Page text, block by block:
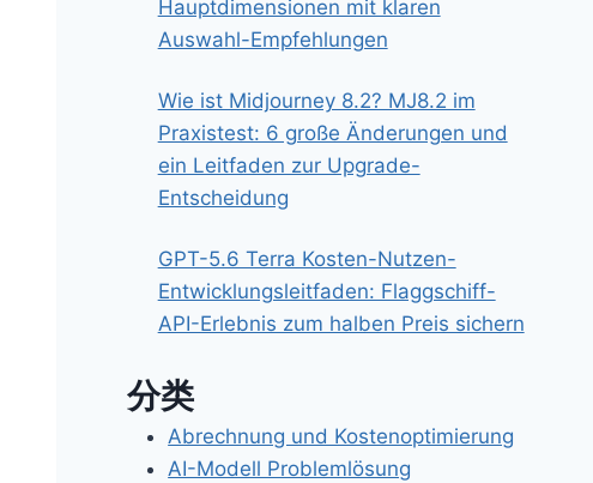
Hauptdimensionen mit klaren
Auswahl-Empfehlungen
Wie ist Midjourney 8.2? MJ8.2 im
Praxistest: 6 große Änderungen und
ein Leitfaden zur Upgrade-
Entscheidung
GPT-5.6 Terra Kosten-Nutzen-
Entwicklungsleitfaden: Flaggschiff-
API-Erlebnis zum halben Preis sichern
分类
Abrechnung und Kostenoptimierung
AI-Modell Problemlösung